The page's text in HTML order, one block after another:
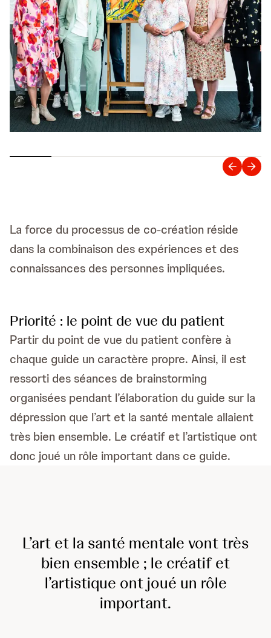
La force du processus de co-création réside
dans la combinaison des expériences et des
connaissances des personnes impliquées.
Priorité : le point de vue du patient
Partir du point de vue du patient confère à
chaque guide un caractère propre. Ainsi, il est
ressorti des séances de brainstorming
organisées pendant l’élaboration du guide sur la
dépression que l’art et la santé mentale allaient
très bien ensemble. Le créatif et l’artistique ont
donc joué un rôle important dans ce guide.
L’art et la santé mentale vont très
bien ensemble ; le créatif et
l’artistique ont joué un rôle
important.